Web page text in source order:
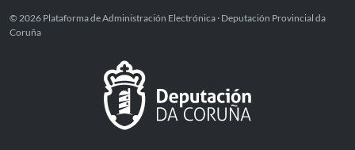
© 2026 Plataforma de Administración Electrónica · Deputación Provincial da
Coruña